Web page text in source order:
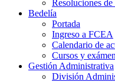
Resoluciones de
Bedelía
Portada
Ingreso a FCEA
Calendario de
Cursos y
Gestión Administrativa
División